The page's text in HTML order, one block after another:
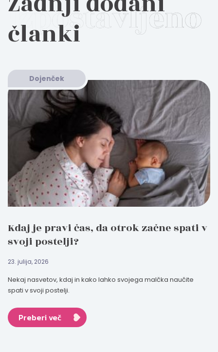
članki
Dojenček
Kdaj je pravi čas, da otrok začne spati v
svoji postelji?
23. julija, 2026
Nekaj nasvetov, kdaj in kako lahko svojega malčka naučite
spati v svoji postelji.
Preberi več